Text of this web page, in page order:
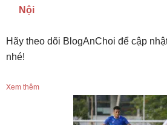
Nội
Hãy theo dõi BlogAnChoi để cập
nhé!
Xem thêm